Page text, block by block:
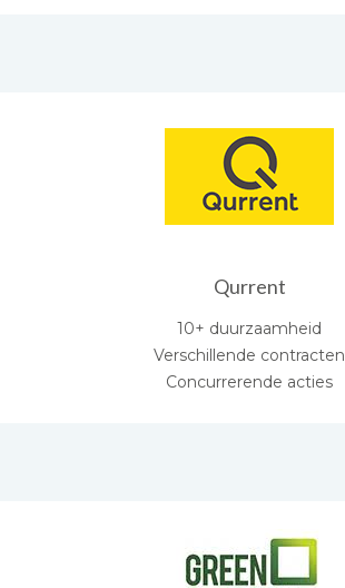
Qurrent
10+ duurzaamheid
Verschillende contracten
Concurrerende acties